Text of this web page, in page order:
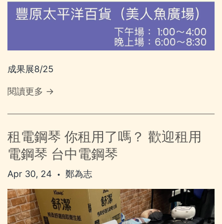
成果展8/25
閱讀更多 →
租電鋼琴 你租用了嗎？ 歡迎租用
電鋼琴 台中電鋼琴
Apr 30, 24 • 鄭為志